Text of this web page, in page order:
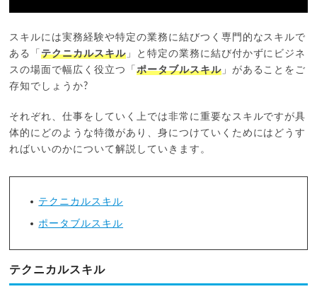
スキルには実務経験や特定の業務に結びつく専門的なスキルで
ある「テクニカルスキル 」と特定の業務に結び付かずにビジネ
スの場面で幅広く役立つ「 ポータブルスキル」があることをご
存知でしょうか?
それぞれ、仕事をしていく上では非常に重要なスキルですが具
体的にどのような特徴があり、身につけていくためにはどうす
ればいいのかについて解説していきます。
テクニカルスキル
ポータブルスキル
テクニカルスキル